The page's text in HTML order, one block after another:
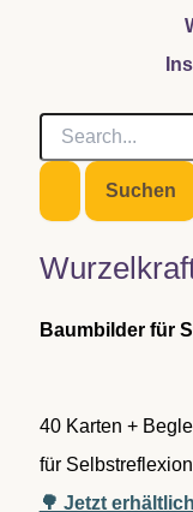
S
c
e
n
hBaumbilder für
40 Karten +
für
🌳 Jetzt